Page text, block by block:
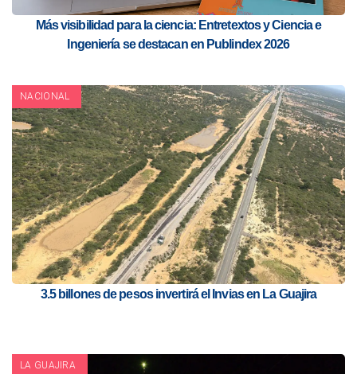
Más visibilidad para la ciencia: Entretextos y Ciencia e
Ingeniería se destacan en Publindex 2026
NACIONAL
3.5 billones de pesos invertirá el Invias en La Guajira
LA GUAJIRA